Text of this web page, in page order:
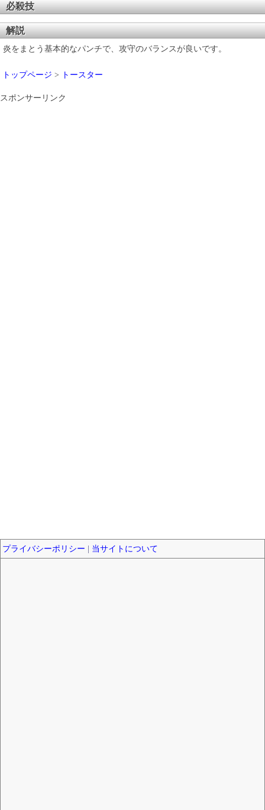
必殺技
解説
炎をまとう基本的なパンチで、攻守のバランスが良いです。
トップページ > トースター
スポンサーリンク
プライバシーポリシー 当サイトについて